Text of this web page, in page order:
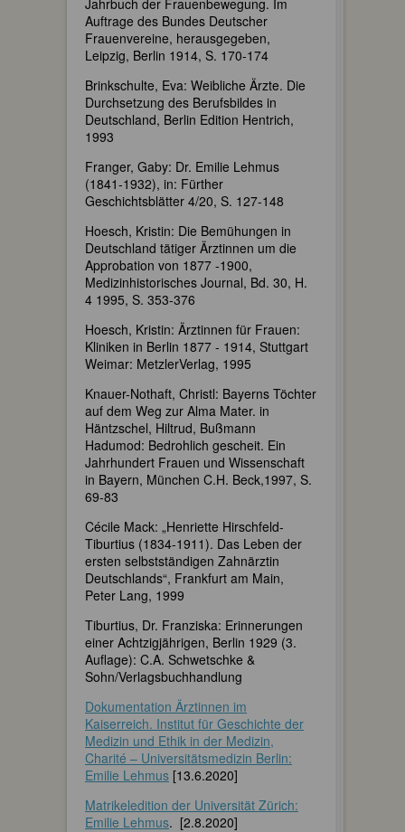
Auftrage des Bundes Deutscher
Frauenvereine, herausgegeben,
Leipzig, Berlin 1914, S. 170-174
Brinkschulte, Eva: Weibliche Ärzte. Die
Durchsetzung des Berufsbildes in
Deutschland, Berlin Edition Hentrich,
1993
Franger, Gaby: Dr. Emilie Lehmus
(1841-1932), in: Fürther
Geschichtsblätter 4/20, S. 127-148
Hoesch, Kristin: Die Bemühungen in
Deutschland tätiger Ärztinnen um die
Approbation von 1877 -1900,
Medizinhistorisches Journal, Bd. 30, H.
4 1995, S. 353-376
Hoesch, Kristin: Ärztinnen für Frauen:
Kliniken in Berlin 1877 - 1914, Stuttgart
Weimar: MetzlerVerlag, 1995
Knauer-Nothaft, Christl: Bayerns Töchter
auf dem Weg zur Alma Mater. in
Häntzschel, Hiltrud, Bußmann
Hadumod: Bedrohlich gescheit. Ein
Jahrhundert Frauen und Wissenschaft
in Bayern, München C.H. Beck,1997, S.
69-83
Cécile Mack: „Henriette Hirschfeld-
Tiburtius (1834-1911). Das Leben der
ersten selbstständigen Zahnärztin
Deutschlands“, Frankfurt am Main,
Peter Lang, 1999
Tiburtius, Dr. Franziska: Erinnerungen
einer Achtzigjährigen, Berlin 1929 (3.
Auflage): C.A. Schwetschke &
Sohn/Verlagsbuchhandlung
Dokumentation Ärztinnen im
Kaiserreich. Institut für Geschichte der
Medizin und Ethik in der Medizin,
Charité – Universitätsmedizin Berlin:
Emilie Lehmus [13.6.2020]
Matrikeledition der Universität Zürich:
Emilie Lehmus. [2.8.2020]